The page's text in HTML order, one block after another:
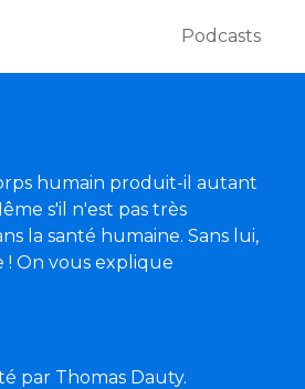
Podcasts
humain produit-il autant
s'il n'est pas très
la santé humaine. Sans lui,
On vous explique
par Thomas Dauty.